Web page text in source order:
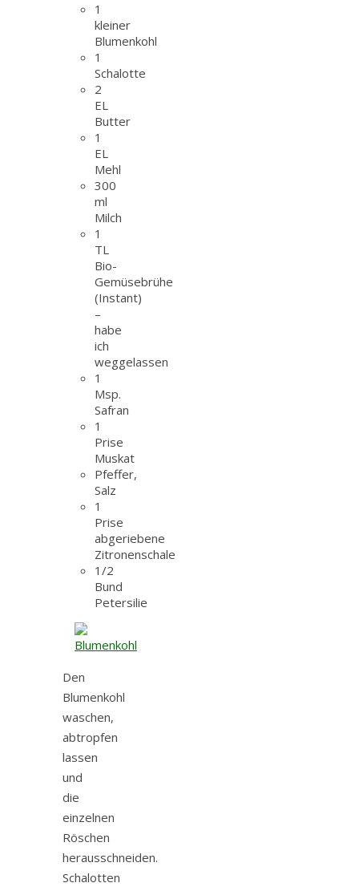
1
kleiner
Blumenkohl
1
Schalotte
2
EL
Butter
1
EL
Mehl
300
ml
Milch
1
TL
Bio-
Gemüsebrühe
(Instant)
–
habe
ich
weggelassen
1
Msp.
Safran
1
Prise
Muskat
Pfeffer,
Salz
1
Prise
abgeriebene
Zitronenschale
1/2
Bund
Petersilie
Den
Blumenkohl
waschen,
abtropfen
lassen
und
die
einzelnen
Röschen
herausschneiden.
Schalotten